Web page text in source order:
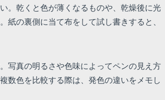
。乾くと色が薄くなるものや、乾燥後に光
紙の裏側に当て布をして試し書きすると、
写真の明るさや色味によってペンの見え方
数色を比較する際は、発色の違いをメモし